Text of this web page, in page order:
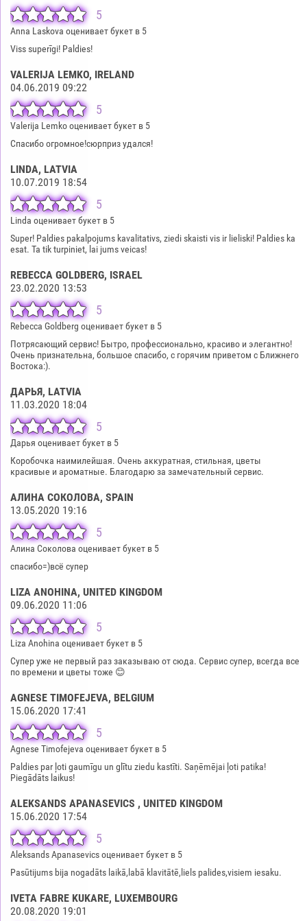
5
Anna Laskova оценивает букет в 5
Viss superīgi! Paldies!
VALERIJA LEMKO, IRELAND
04.06.2019 09:22
5
Valerija Lemko оценивает букет в 5
Спасибо огромное!сюрприз удался!
LINDA, LATVIA
10.07.2019 18:54
5
Linda оценивает букет в 5
Super! Paldies pakalpojums kavalitativs, ziedi skaisti vis ir lieliski! Paldies ka
esat. Ta tik turpiniet, lai jums veicas!
REBECCA GOLDBERG, ISRAEL
23.02.2020 13:53
5
Rebecca Goldberg оценивает букет в 5
Потрясающий сервис! Бытро, профессионально, красиво и элегантно!
Очень признательна, большое спасибо, с горячим приветом с Ближнего
Востока:).
ДАРЬЯ, LATVIA
11.03.2020 18:04
5
Дарья оценивает букет в 5
Коробочка наимилейшая. Очень аккуратная, стильная, цветы
красивые и ароматные. Благодарю за замечательный сервис.
АЛИНА СОКОЛОВА, SPAIN
13.05.2020 19:16
5
Алина Соколова оценивает букет в 5
спасибо=)всё супер
LIZA ANOHINA, UNITED KINGDOM
09.06.2020 11:06
5
Liza Anohina оценивает букет в 5
Супер уже не первый раз заказываю от сюда. Сервис супер, всегда все
по времени и цветы тоже 😊
AGNESE TIMOFEJEVA, BELGIUM
15.06.2020 17:41
5
Agnese Timofejeva оценивает букет в 5
Paldies par ļoti gaumīgu un glītu ziedu kastīti. Saņēmējai ļoti patika!
Piegādāts laikus!
ALEKSANDS APANASEVICS , UNITED KINGDOM
15.06.2020 17:54
5
Aleksands Apanasevics оценивает букет в 5
Pasūtijums bija nogadāts laikā,labā klavitātē,liels palides,visiem iesaku.
IVETA FABRE KUKARE, LUXEMBOURG
20.08.2020 19:01